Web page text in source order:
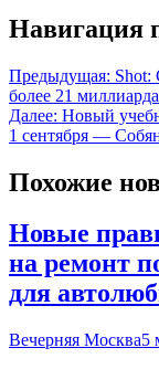
Навигация
Предыдущая: Shot:
более 21
Далее: Новый
1 сентября —
Похожие
Новые
на ремонт
для
Вечерняя Москва5